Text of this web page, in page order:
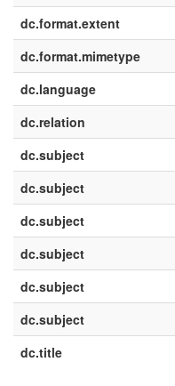
dc.format.extent
dc.format.mimetype
dc.language
dc.relation
dc.subject
dc.subject
dc.subject
dc.subject
dc.subject
dc.subject
dc.title